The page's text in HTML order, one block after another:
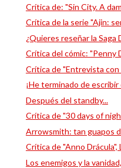
Crítica de: "Sin City. A
Crítica de la serie "Ajin:
¿Quieres reseñar la Saga
Crítica del cómic: "Penny
Crítica de "Entrevista con
¡He terminado de
Después del standby...
Crítica de "30 days of
Arrowsmith: tan guapos
Crítica de "Anno Drácula",
Los enemigos y la